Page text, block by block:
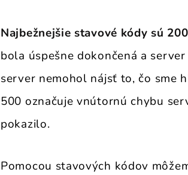
Najbežnejšie stavové kódy sú
bola úspešne dokončená a
server nemohol nájsť to, čo sme
500 označuje vnútornú chybu
pokazilo.
Pomocou stavových kódov